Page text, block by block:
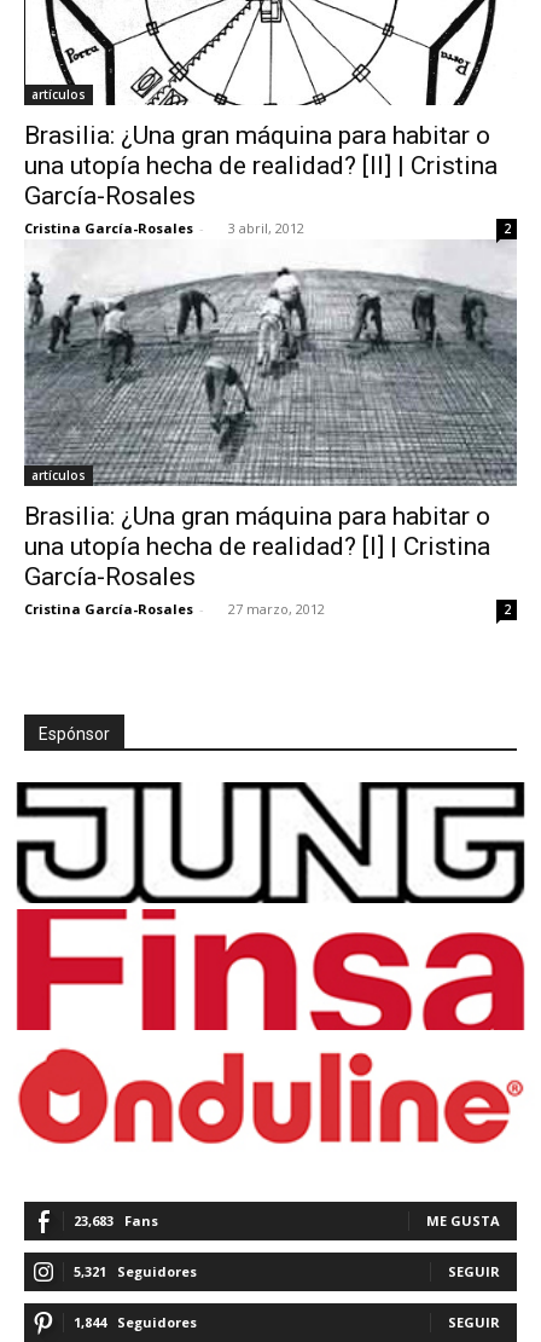
artículos
Brasilia: ¿Una gran máquina para habitar o
una utopía hecha de realidad? [II] | Cristina
García-Rosales
Cristina García-Rosales - 3 abril, 2012 2
artículos
Brasilia: ¿Una gran máquina para habitar o
una utopía hecha de realidad? [I] | Cristina
García-Rosales
Cristina García-Rosales - 27 marzo, 2012 2
Espónsor
23,683 Fans ME GUSTA
5,321 Seguidores SEGUIR
1,844 Seguidores SEGUIR